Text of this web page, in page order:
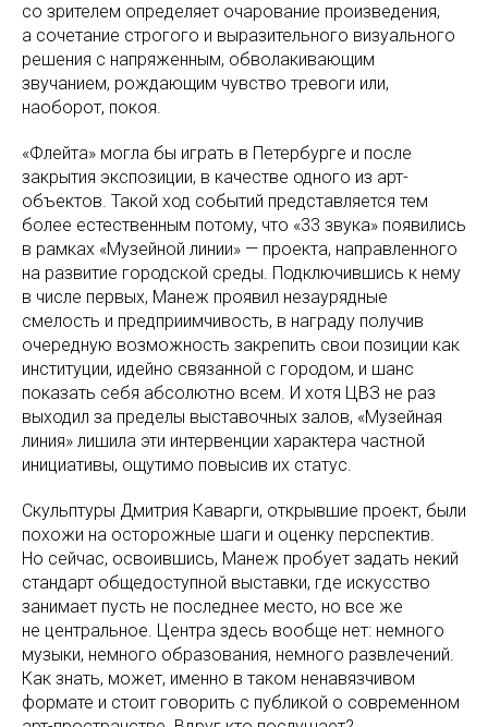
со зрителем определяет очарование произведения,
а сочетание строгого и выразительного визуального
решения с напряженным, обволакивающим
звучанием, рождающим чувство тревоги или,
наоборот, покоя.
«Флейта» могла бы играть в Петербурге и после
закрытия экспозиции, в качестве одного из арт-
объектов. Такой ход событий представляется тем
более естественным потому, что «33 звука» появились
в рамках «Музейной линии» — проекта, направленного
на развитие городской среды. Подключившись к нему
в числе первых, Манеж проявил незаурядные
смелость и предприимчивость, в награду получив
очередную возможность закрепить свои позиции как
институции, идейно связанной с городом, и шанс
показать себя абсолютно всем. И хотя ЦВЗ не раз
выходил за пределы выставочных залов, «Музейная
линия» лишила эти интервенции характера частной
инициативы, ощутимо повысив их статус.
Скульптуры Дмитрия Каварги, открывшие проект, были
похожи на осторожные шаги и оценку перспектив.
Но сейчас, освоившись, Манеж пробует задать некий
стандарт общедоступной выставки, где искусство
занимает пусть не последнее место, но все же
не центральное. Центра здесь вообще нет: немного
музыки, немного образования, немного развлечений.
Как знать, может, именно в таком ненавязчивом
формате и стоит говорить с публикой о современном